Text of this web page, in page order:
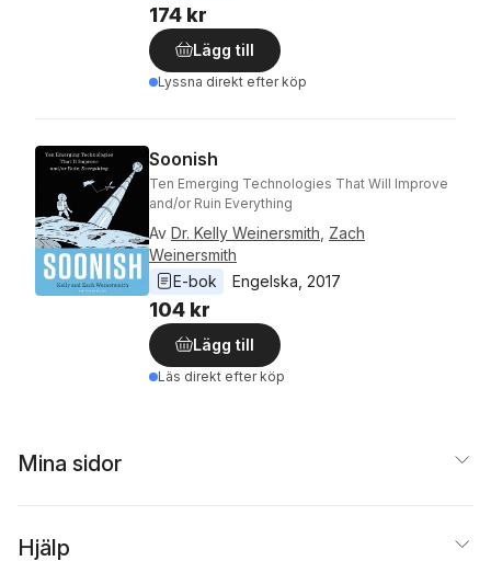
174 kr
Lägg till
Lyssna direkt efter köp
Soonish
Ten Emerging Technologies That Will Improve
and/or Ruin Everything
Av Dr. Kelly Weinersmith Zach
Weinersmith
E-bok
Engelska 2017
104 kr
Lägg till
Läs direkt efter köp
Mina sidor
Hjälp